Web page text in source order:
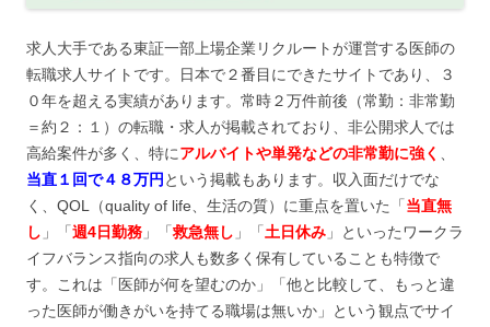
求人大手である東証一部上場企業リクルートが運営する医師の
転職求人サイトです。日本で２番目にできたサイトであり、３
０年を超える実績があります。常時２万件前後（常勤：非常勤
＝約２：１）の転職・求人が掲載されており、非公開求人では
高給案件が多く、特にアルバイトや単発などの非常勤に強く 、
当直１回で４８万円 という掲載もあります。収入面だけでな
く、QOL（quality of life、生活の質）に重点を置いた「当直無
し 」「週4日勤務 」「救急無し 」「土日休み 」といったワークラ
イフバランス指向の求人も数多く保有していることも特徴で
す。これは「医師が何を望むのか」「他と比較して、もっと違
った医師が働きがいを持てる職場は無いか」という観点でサイ